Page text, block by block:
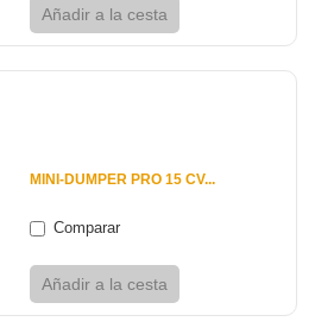
Añadir a la cesta
MINI-DUMPER PRO 15 CV...
Comparar
Añadir a la cesta